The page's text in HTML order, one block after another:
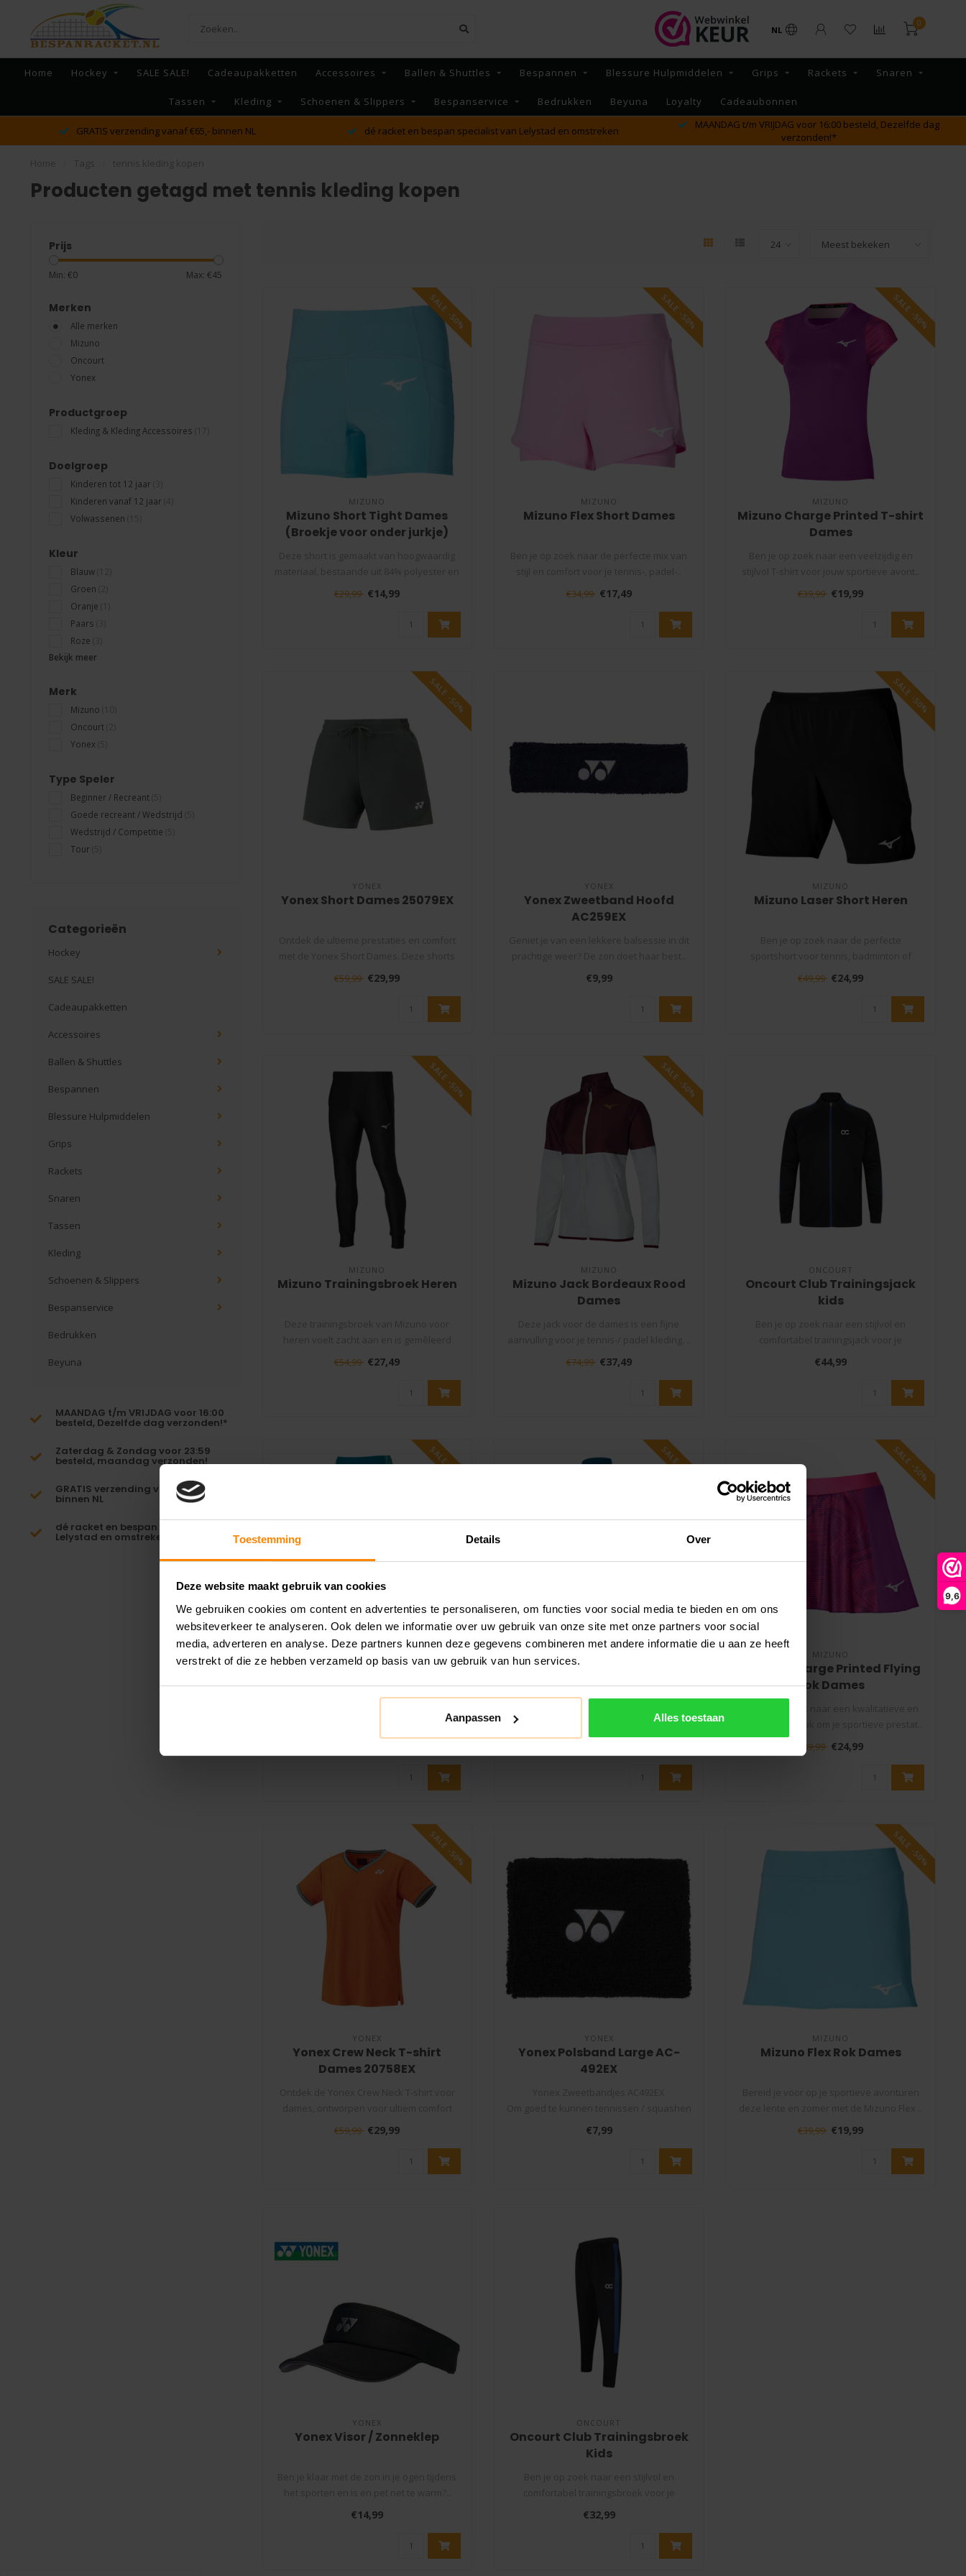
Toestemming Details Over
Deze website maakt gebruik van cookies
We gebruiken cookies om content en advertenties te personaliseren, om functies voor social media te bieden en om ons
websiteverkeer te analyseren. Ook delen we informatie over uw gebruik van onze site met onze partners voor social
media, adverteren en analyse. Deze partners kunnen deze gegevens combineren met andere informatie die u aan ze heeft
verstrekt of die ze hebben verzameld op basis van uw gebruik van hun services.
Aanpassen Alles toestaan
9,6
NL
0
Home Hockey SALE SALE! Cadeaupakketten Accessoires Ballen & Shuttles Bespannen Blessure Hulpmiddelen Grips Rackets Snaren
Tassen Kleding Schoenen & Slippers Bespanservice Bedrukken Beyuna Loyalty Cadeaubonnen
dé racket en bespan specialist van Lelystad en omstreken
MAANDAG t/m VRIJDAG voor 16:00 besteld, Dezelfde dag
verzonden!*
GRATIS verzending vanaf €65,- binnen NL
Producten getagd met tennis kleding kopen
Prijs
Min: €0 Max: €45
Merken
Alle merken
Mizuno
Oncourt
Yonex
Productgroep
Kleding & Kleding Accessoires
Doelgroep
Kinderen tot 12 jaar
Kinderen vanaf 12 jaar
Volwassenen
Kleur
Blauw
Groen
Oranje
Paars
Roze
Bekijk meer
Merk
Mizuno
Oncourt
Yonex
Type Speler
Beginner / Recreant
Goede recreant / Wedstrijd
Wedstrijd / Competitie
Tour
Categorieën
Hockey
SALE SALE!
Cadeaupakketten
Accessoires
Ballen & Shuttles
Bespannen
Blessure Hulpmiddelen
Grips
Rackets
Snaren
Tassen
Kleding
Schoenen & Slippers
Bespanservice
Bedrukken
Beyuna
MAANDAG t/m VRIJDAG voor 16:00
besteld, Dezelfde dag verzonden!*
Zaterdag & Zondag voor 23:59
besteld, maandag verzonden!
GRATIS verzending vanaf €65,-
binnen NL
dé racket en bespan specialist van
Lelystad en omstreken
SALE -50%
MIZUNO
Mizuno Short Tight Dames
(Broekje voor onder jurkje)
€29,99 €14,99
SALE -50%
MIZUNO
Mizuno Flex Short Dames
€34,99 €17,49
SALE -50%
MIZUNO
Mizuno Charge Printed T-shirt
Dames
€39,99 €19,99
SALE -50%
YONEX
Yonex Short Dames 25079EX
zi..
€59,99 €29,99
YONEX
Yonex Zweetband Hoofd
AC259EX
€9,99
SALE -50%
MIZUNO
Mizuno Laser Short Heren
padel deze ..
€49,99 €24,99
SALE -50%
MIZUNO
Mizuno Trainingsbroek Heren
antra..
€54,99 €27,49
SALE -50%
MIZUNO
Mizuno Jack Bordeaux Rood
Dames
€74,99 €37,49
ONCOURT
Oncourt Club Trainingsjack
kids
kinderen? ..
€44,99
SALE -50%
Mizuno Charge Printed
Trainingsbroek Dames
voor je tennis-, squash-, badminton- of ..
SALE -50%
Mizuno Charge Printed
Trainingsjack Dames
trainingsoutfit voor je tennis-, squash-,
badmin..
SALE -50%
MIZUNO
Mizuno Charge Printed Flying
Rok Dames
€49,99 €24,99
SALE -50%
YONEX
Yonex Crew Neck T-shirt
Dames 20758EX
tijd..
€59,99 €29,99
YONEX
Yonex Polsband Large AC-
492EX
of badmintonn..
€7,99
SALE -50%
MIZUNO
Mizuno Flex Rok Dames
€39,99 €19,99
YONEX
Yonex Visor / Zonneklep
€14,99
ONCOURT
Oncourt Club Trainingsbroek
Kids
kinderen?..
€32,99